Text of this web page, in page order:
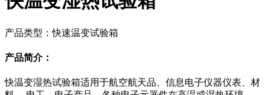
产品类型：快速温变试验箱
产品简介：
快温变湿热试验箱适用于航空航天品、信息电子仪器仪表、材